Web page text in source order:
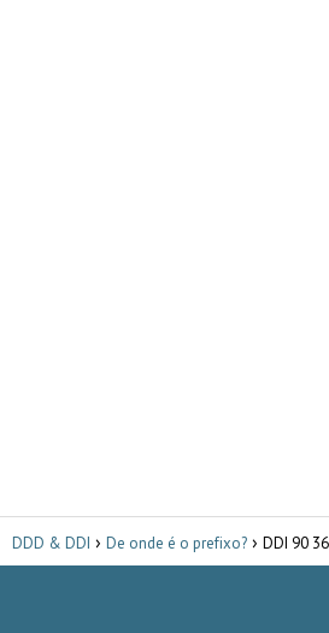
DDD & DDI De onde é o prefixo? DDI 90